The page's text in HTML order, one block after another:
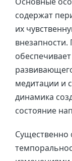
содержат
их
медитации и
динамика
состояние